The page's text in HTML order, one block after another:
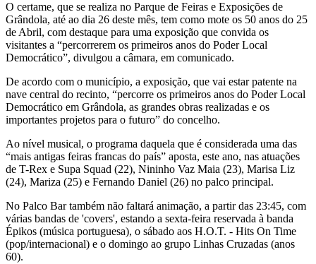
O certame, que se realiza no Parque de Feiras e Exposições de
Grândola, até ao dia 26 deste mês, tem como mote os 50 anos do 25
de Abril, com destaque para uma exposição que convida os
visitantes a “percorrerem os primeiros anos do Poder Local
Democrático”, divulgou a câmara, em comunicado.
De acordo com o município, a exposição, que vai estar patente na
nave central do recinto, “percorre os primeiros anos do Poder Local
Democrático em Grândola, as grandes obras realizadas e os
importantes projetos para o futuro” do concelho.
Ao nível musical, o programa daquela que é considerada uma das
“mais antigas feiras francas do país” aposta, este ano, nas atuações
de T-Rex e Supa Squad (22), Nininho Vaz Maia (23), Marisa Liz
(24), Mariza (25) e Fernando Daniel (26) no palco principal.
No Palco Bar também não faltará animação, a partir das 23:45, com
várias bandas de 'covers', estando a sexta-feira reservada à banda
Épikos (música portuguesa), o sábado aos H.O.T. - Hits On Time
(pop/internacional) e o domingo ao grupo Linhas Cruzadas (anos
60).